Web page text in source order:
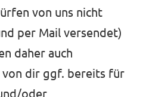
von uns nicht
per Mail versendet)
daher auch
dir ggf. bereits für
oder